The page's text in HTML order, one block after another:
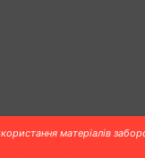
матеріалів